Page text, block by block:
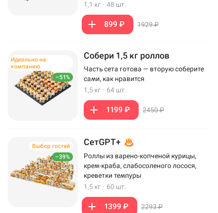
1,1 кг · 48 шт.
899 ₽ 1929 ₽
–51%
Идеально на
компанию
Собери 1,5 кг роллов
Часть сета готова — вторую соберите
сами, как нравится
1,5 кг · 64 шт.
1199 ₽ 2450 ₽
–39%
Выбор гостей СетGPT+
Роллы из варено-копченой курицы,
крем-краба, слабосоленого лосося,
креветки темпуры
1,5 кг · 60 шт.
1399 ₽ 2293 ₽